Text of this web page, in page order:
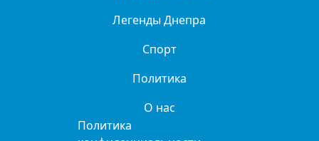
Легенды Днепра
Спорт
Политика
О нас
Политика